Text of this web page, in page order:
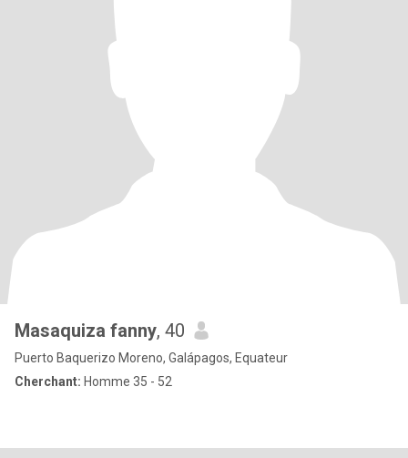
Masaquiza fanny, 40
Puerto Baquerizo Moreno, Galápagos, Equateur
Cherchant: Homme 35 - 52